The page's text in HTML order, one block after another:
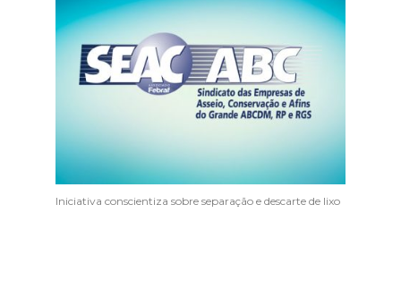
Iniciativa conscientiza sobre separação e descarte de lixo